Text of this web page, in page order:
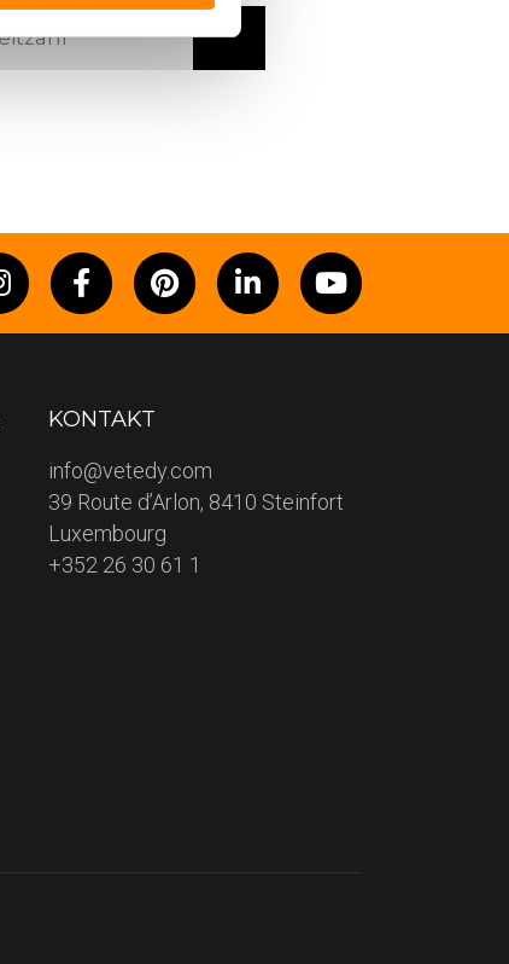
KONTAKT
info@vetedy.com
39 Route d’Arlon, 8410 Steinfort
Luxembourg
+352 26 30 61 1